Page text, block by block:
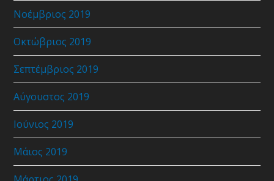
Νοέμβριος 2019
Οκτώβριος 2019
Σεπτέμβριος 2019
Αύγουστος 2019
Ιούνιος 2019
Μάιος 2019